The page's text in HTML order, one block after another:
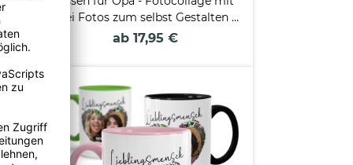
drei Fotos zum selbst Gestalten -
inkl. Füllung
ab 17,95 €